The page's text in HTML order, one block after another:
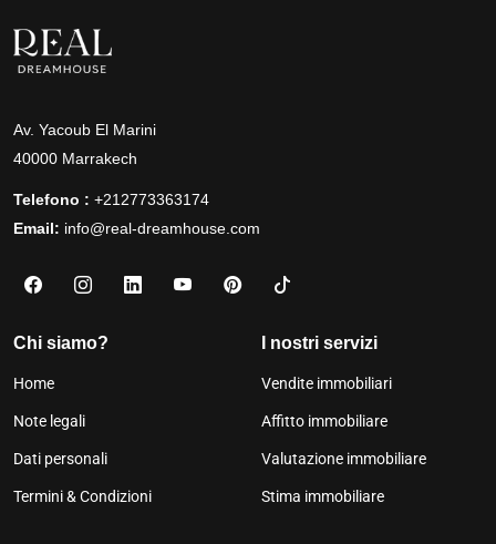
Av. Yacoub El Marini
40000 Marrakech
Telefono : +212773363174
Email: info@real-dreamhouse.com
Chi siamo?
Home
Note legali
Dati personali
Termini & Condizioni
I nostri servizi
Vendite immobiliari
Affitto immobiliare
Valutazione immobiliare
Stima immobiliare